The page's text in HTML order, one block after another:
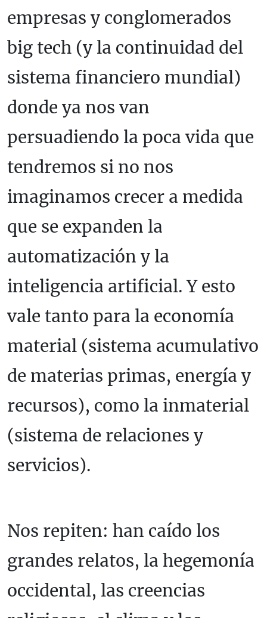
empresas y conglomerados
big tech (y la continuidad del
sistema financiero mundial)
donde ya nos van
persuadiendo la poca vida que
tendremos si no nos
imaginamos crecer a medida
que se expanden la
automatización y la
inteligencia artificial. Y esto
vale tanto para la economía
material (sistema acumulativo
de materias primas, energía y
recursos), como la inmaterial
(sistema de relaciones y
servicios).
Nos repiten: han caído los
grandes relatos, la hegemonía
occidental, las creencias